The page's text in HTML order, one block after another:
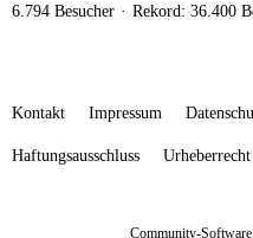
6.794 Besucher Rekord: 36.400
Kontakt Impressum
Haftungsausschluss Urheberrecht
Community-